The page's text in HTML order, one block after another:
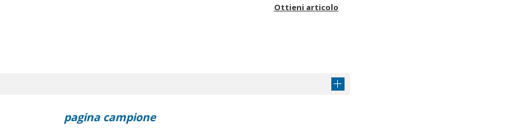
Ottieni articolo
pagina campione